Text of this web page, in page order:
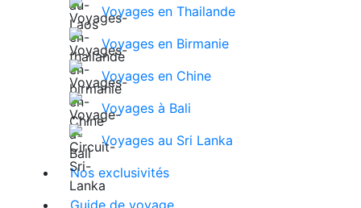
Voyages en Thailande
Voyages en Birmanie
Voyages en Chine
Voyages à Bali
Voyages au Sri Lanka
Nos exclusivités